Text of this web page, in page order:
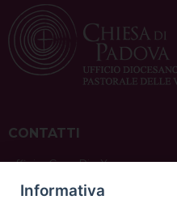
CONTATTI
ufficio: Casa Pio X
via Bonporti, 20 – 35141 Padova
tel: +39 351 619 2354
Informativa